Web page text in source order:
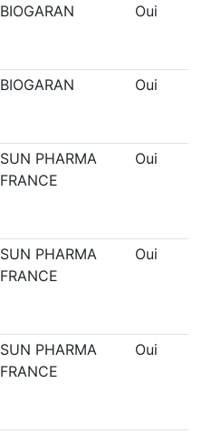
BIOGARAN Oui
BIOGARAN Oui
SUN PHARMA
FRANCE
Oui
SUN PHARMA
FRANCE
Oui
SUN PHARMA
FRANCE
Oui